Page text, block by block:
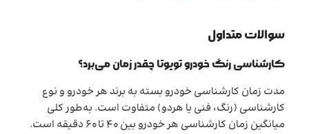
سوالات متداول
کارشناسی رنگ خودرو تویوتا چقدر زمان می‌برد؟
مدت زمان کارشناسی خودرو بسته به برند هر خودرو و نوع
کارشناسی (رنگ، فنی یا هردو) متفاوت است. به‌طور کلی
میانگین زمان کارشناسی هر خودرو بین 40 تا 60 دقیقه است.